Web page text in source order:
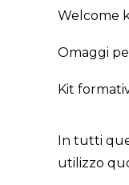
Welcome
Omaggi
Kit
In tutti
utilizzo